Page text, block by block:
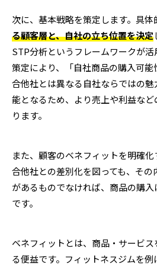
次に、基本戦略を策定します。具体
る顧客層と、自社の立ち位置を決定
STP分析というフレームワークが
策定により、「自社商品の購入可
合他社とは異なる自社ならではの
能となるため、より売上や利益な
ります。
また、顧客のベネフィットを明確
合他社との差別化を図っても、その
があるものでなければ、商品の購
です。
ベネフィットとは、商品・サービ
る便益です。フィットネスジムを